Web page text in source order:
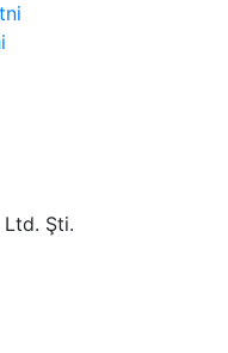
Şti.